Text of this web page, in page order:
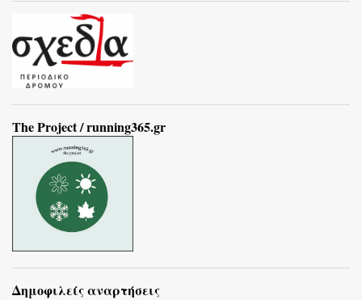
The Project / running365.gr
Δημοφιλείς αναρτήσεις